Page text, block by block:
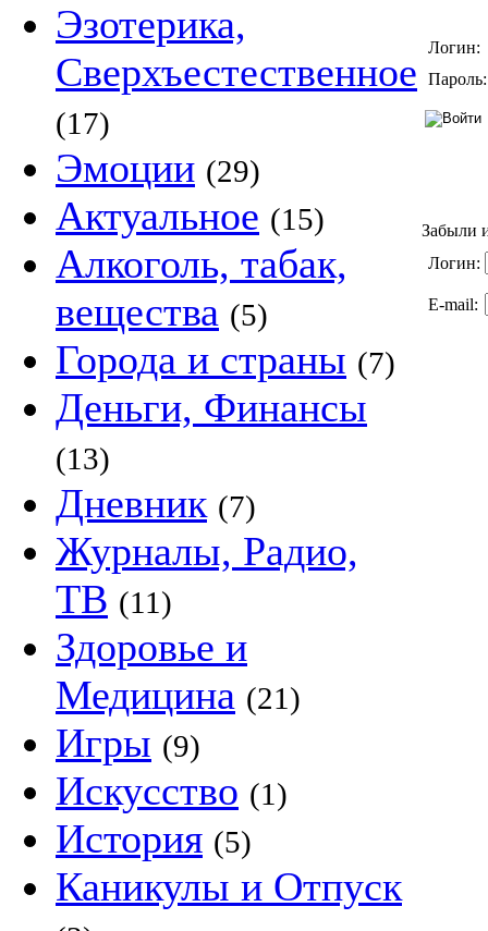
Эзотерика,
Сверхъестественное
(17)
Эмоции (29)
Актуальное (15)
Алкоголь, табак,
вещества (5)
Города и страны (7)
Деньги, Финансы
(13)
Дневник (7)
Журналы, Радио,
ТВ (11)
Здоровье и
Медицина (21)
Игры (9)
Искусство (1)
История (5)
Каникулы и Отпуск
Логин:
Пароль:
Забыли
Логин:
E-mail: